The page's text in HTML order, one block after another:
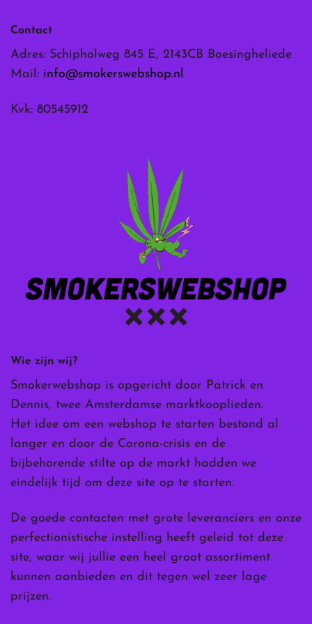
Wie zijn wij?
Smokerwebshop is opgericht door Patrick en
Dennis, twee Amsterdamse marktkooplieden.
Het idee om een webshop te starten bestond al
langer en door de Corona-crisis en de
bijbehorende stilte op de markt hadden we
eindelijk tijd om deze site op te starten.
De goede contacten met grote leveranciers en onze
perfectionistische instelling heeft geleid tot deze
site, waar wij jullie een heel groot assortiment
kunnen aanbieden en dit tegen wel zeer lage
prijzen.
Contact
Adres: Schipholweg 845 E, 2143CB Boesingheliede
Mail: info@smokerswebshop.nl
Kvk: 80545912